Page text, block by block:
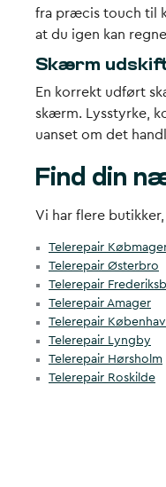
fra præcis touch til
at du igen kan
Skærm
En korrekt udført
skærm. Lysstyrke,
uanset om det
Find din
Vi har flere
Telerepair
Telerepair Østerbro
Telerepair
Telerepair Amager
Telerepair
Telerepair Lyngby
Telerepair Hørsholm
Telerepair Roskilde